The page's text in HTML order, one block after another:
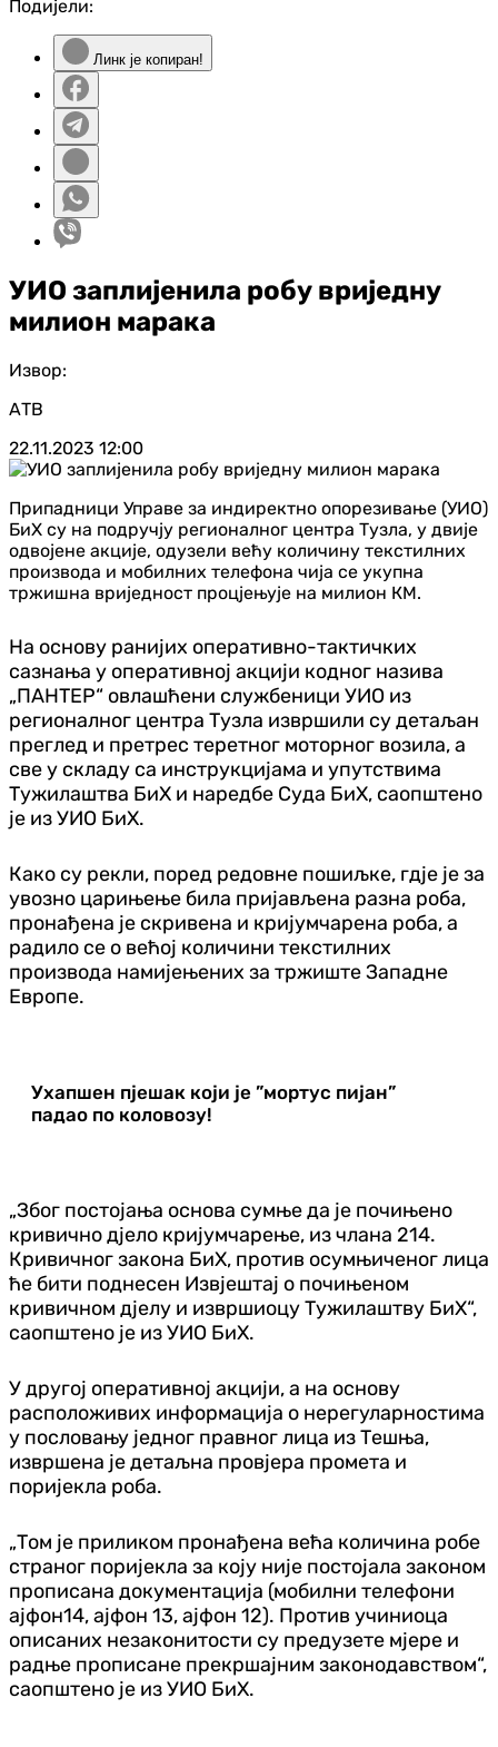
Подијели:
Линк је копиран!
УИО заплијенила робу вриједну
милион марака
Извор:
АТВ
22.11.2023 12:00
Припадници Управе за индиректно опорезивање (УИО)
БиХ су на подручју регионалног центра Тузла, у двије
одвојене акције, одузели већу количину текстилних
производа и мобилних телефона чија се укупна
тржишна вриједност процјењује на милион КМ.
На основу ранијих оперативно-тактичких
сазнања у оперативној акцији кодног назива
„ПАНТЕР“ овлашћени службеници УИО из
регионалног центра Тузла извршили су детаљан
преглед и претрес теретног моторног возила, а
све у складу са инструкцијама и упутствима
Тужилаштва БиХ и наредбе Суда БиХ, саопштено
је из УИО БиХ.
Како су рекли, поред редовне пошиљке, гдје је за
увозно царињење била пријављена разна роба,
пронађена је скривена и кријумчарена роба, а
радило се о већој количини текстилних
производа намијењених за тржиште Западне
Европе.
Ухапшен пјешак који је ”мортус пијан”
падао по коловозу!
„Због постојања основа сумње да је почињено
кривично дјело кријумчарење, из члана 214.
Кривичног закона БиХ, против осумњиченог лица
ће бити поднесен Извјештај о почињеном
кривичном дјелу и извршиоцу Тужилаштву БиХ“,
саопштено је из УИО БиХ.
У другој оперативној акцији, а на основу
расположивих информација о нерегуларностима
у пословању једног правног лица из Тешња,
извршена је детаљна провјера промета и
поријекла роба.
„Том је приликом пронађена већа количина робе
страног поријекла за коју није постојала законом
прописана документација (мобилни телефони
ајфон14, ајфон 13, ајфон 12). Против учиниоца
описаних незаконитости су предузете мјере и
радње прописане прекршајним законодавством“,
саопштено је из УИО БиХ.